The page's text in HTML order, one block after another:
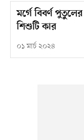
মর্গে বিবর্ণ
শিশুটি কার
০১ মার্চ ২০২৪